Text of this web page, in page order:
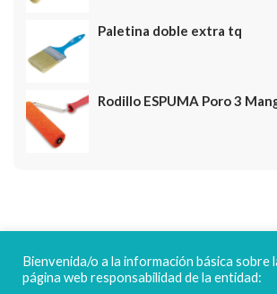
Paletina doble extra tq
Rodillo ESPUMA Poro 3
FELICES FIESTAS
Bienvenida/o a la información básica sobre
página web responsabilidad de la entidad: